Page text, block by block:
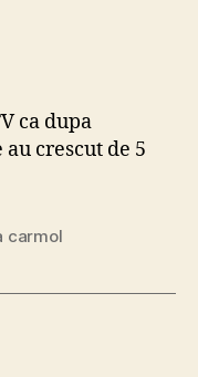
ca dupa
crescut de 5
carmol